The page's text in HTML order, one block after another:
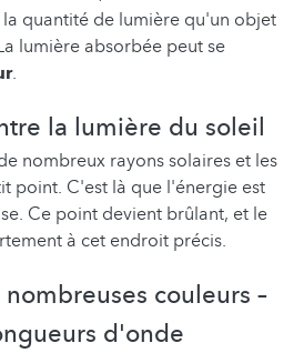
quantité de lumière qu'un objet
lumière absorbée peut se
.
la lumière du soleil
nombreux rayons solaires et les
point. C'est là que l'énergie est
Ce point devient brûlant, et le
à cet endroit précis.
couleurs –
d'onde